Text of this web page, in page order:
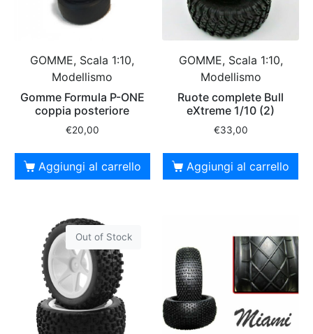
GOMME, Scala 1:10,
Modellismo
Gomme Formula P-ONE
coppia posteriore
€20,00
Aggiungi al carrello
GOMME, Scala 1:10,
Modellismo
Ruote complete Bull
eXtreme 1/10 (2)
€33,00
Aggiungi al carrello
Out of Stock